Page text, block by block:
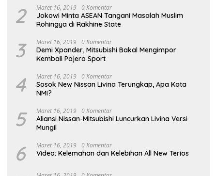
2 Maret 16, 2019 0 Komentar
Jokowi Minta ASEAN Tangani Masalah Muslim
Rohingya di Rakhine State
3 Maret 16, 2019 0 Komentar
Demi Xpander, Mitsubishi Bakal Mengimpor
Kembali Pajero Sport
4 Maret 16, 2019 0 Komentar
Sosok New Nissan Livina Terungkap, Apa Kata
NMI?
5 Maret 16, 2019 0 Komentar
Aliansi Nissan-Mitsubishi Luncurkan Livina Versi
Mungil
6 Maret 16, 2019 0 Komentar
Video: Kelemahan dan Kelebihan All New Terios